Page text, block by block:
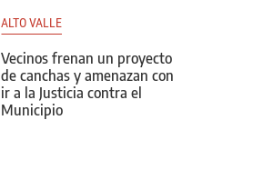
ALTO VALLE
Vecinos frenan un proyecto
de canchas y amenazan con
ir a la Justicia contra el
Municipio